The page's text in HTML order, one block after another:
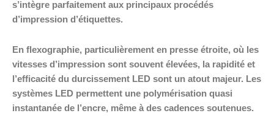
s’intègre parfaitement aux principaux procédés
d’impression d’étiquettes.
En flexographie, particulièrement en presse étroite, où les
vitesses d’impression sont souvent élevées, la rapidité et
l’efficacité du durcissement LED sont un atout majeur. Les
systèmes LED permettent une polymérisation quasi
instantanée de l’encre, même à des cadences soutenues.